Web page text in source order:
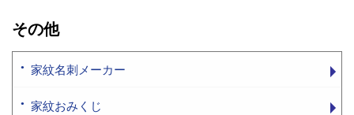
その他
家紋名刺メーカー
家紋おみくじ